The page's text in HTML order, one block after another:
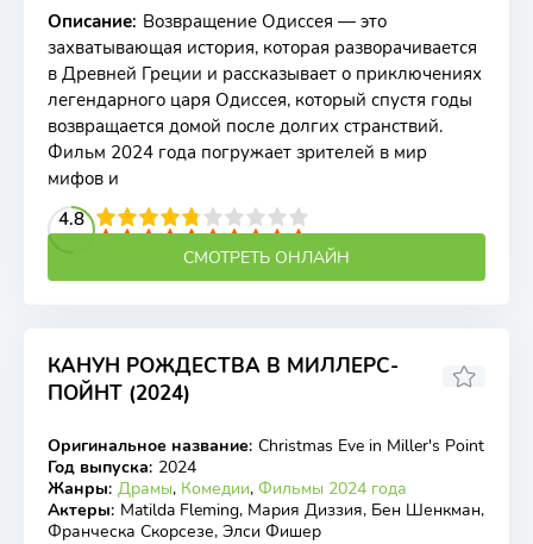
Описание: Возвращение Одиссея — это
захватывающая история, которая разворачивается
в Древней Греции и рассказывает о приключениях
легендарного царя Одиссея, который спустя годы
возвращается домой после долгих странствий.
Фильм 2024 года погружает зрителей в мир
мифов и
4.8
4 5 6 7 8 9 10
СМОТРЕТЬ ОНЛАЙН
КАНУН РОЖДЕСТВА В МИЛЛЕРС-
ПОЙНТ (2024)
WEB-DL, WEBRip
Оригинальное название: Christmas Eve in Miller's Point
Год выпуска: 2024
Жанры: Драмы, Комедии, Фильмы 2024 года
Актеры: Matilda Fleming, Мария Диззия, Бен Шенкман,
Франческа Скорсезе, Элси Фишер